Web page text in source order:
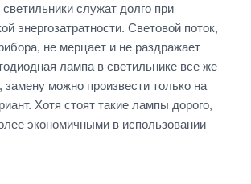
светильники служат долго при
энергозатратности. Световой поток,
не мерцает и не раздражает
лампа в светильнике все же
можно произвести только на
Хотя стоят такие лампы дорого,
экономичными в использовании